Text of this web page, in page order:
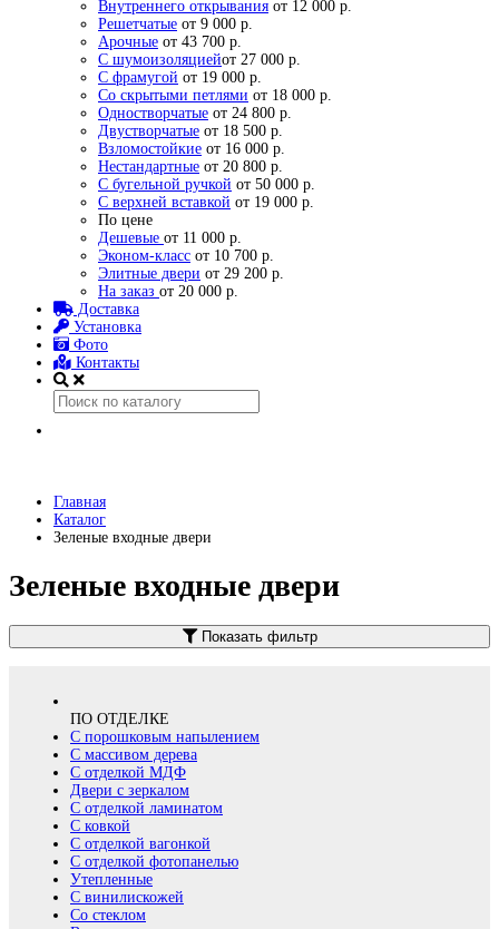
Внутреннего открывания от 12 000 р.
Решетчатые от 9 000 р.
Арочные от 43 700 р.
С шумоизоляциейот 27 000 р.
С фрамугой от 19 000 р.
Со скрытыми петлями от 18 000 р.
Одностворчатые от 24 800 р.
Двустворчатые от 18 500 р.
Взломостойкие от 16 000 р.
Нестандартные от 20 800 р.
С бугельной ручкой от 50 000 р.
С верхней вставкой от 19 000 р.
По цене
Дешевые от 11 000 р.
Эконом-класс от 10 700 р.
Элитные двери от 29 200 р.
На заказ от 20 000 р.
Доставка
Установка
Фото
Контакты
Главная
Каталог
Зеленые входные двери
Зеленые входные двери
Показать фильтр
ПО ОТДЕЛКЕ
С порошковым напылением
С массивом дерева
С отделкой МДФ
Двери с зеркалом
С отделкой ламинатом
С ковкой
С отделкой вагонкой
С отделкой фотопанелью
Утепленные
С винилискожей
Со стеклом